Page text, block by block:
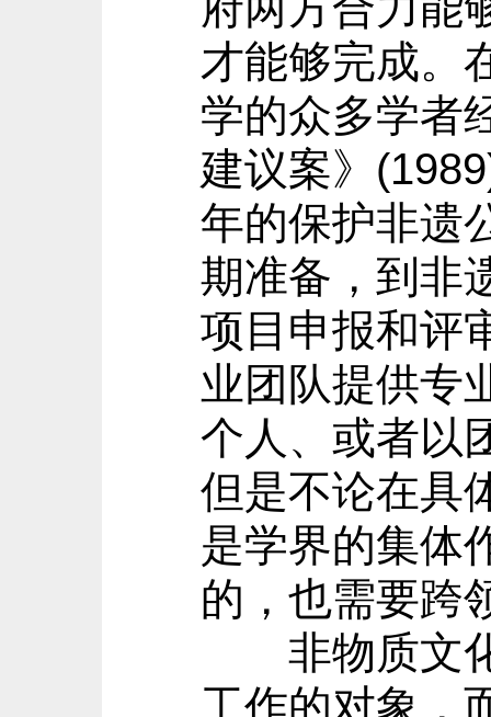
才能够完成。
学的众多学者
建议案》
年的保护非遗
期准备，到非
项目申报和评
业团队提供专
个人、或者以
但是不论在具
是学界的集体
的，也需要跨
非物质文化
工作的对象，